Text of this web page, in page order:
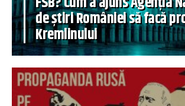
de știri României să facă
Kremlinului